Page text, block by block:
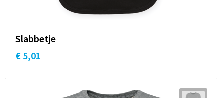
Slabbetje
€ 5,01